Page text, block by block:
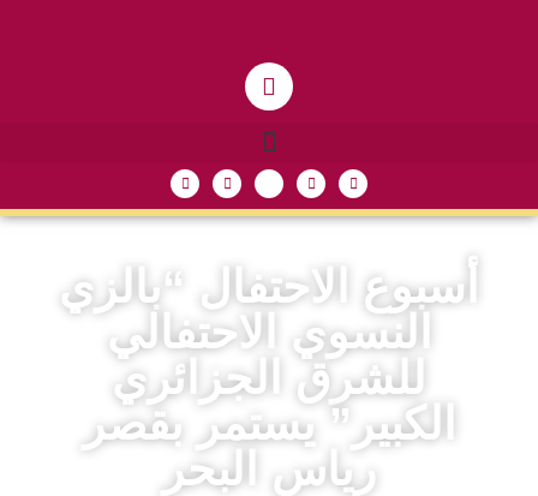
أسبوع الاحتفال “بالزي
النسوي الاحتفالي
للشرق الجزائري
الكبير” يستمر بقصر
رياس البحر